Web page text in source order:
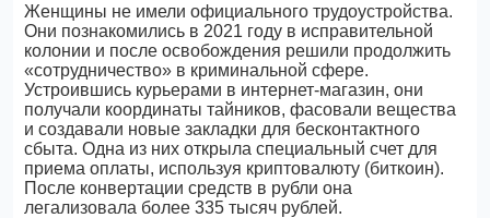
Женщины не имели официального трудоустройства.
Они познакомились в 2021 году в исправительной
колонии и после освобождения решили продолжить
«сотрудничество» в криминальной сфере.
Устроившись курьерами в интернет-магазин, они
получали координаты тайников, фасовали вещества
и создавали новые закладки для бесконтактного
сбыта. Одна из них открыла специальный счет для
приема оплаты, используя криптовалюту (биткоин).
После конвертации средств в рубли она
легализовала более 335 тысяч рублей.